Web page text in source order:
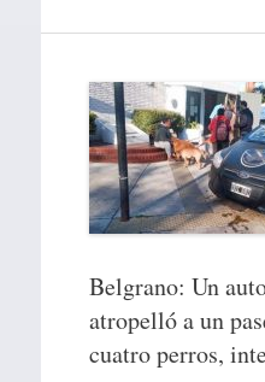
Belgrano: Un
atropelló a un
cuatro perros,